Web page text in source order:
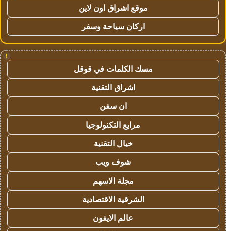
موقع اشراق اون لاين
اركان سياحة وسفر
!
مسك الكلمات في قوقل
اشراق التقنية
ان سفن
مرابع التكنولوجيا
خيال التقنية
شوف ويب
مجلة الاسهم
الشرقية الاقتصادية
عالم الايفون